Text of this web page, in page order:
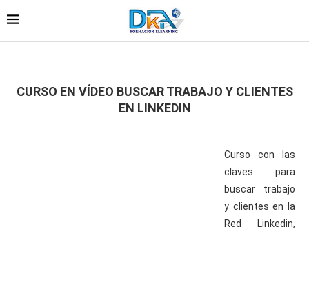
CURSO EN VÍDEO BUSCAR TRABAJO Y CLIENTES
EN LINKEDIN
Curso con las
claves para
buscar trabajo
y clientes en la
Red Linkedin,